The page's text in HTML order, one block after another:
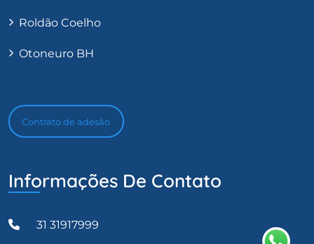
Roldão Coelho
Otoneuro BH
Contrato de adesão
Informações De Contato
31 31917999